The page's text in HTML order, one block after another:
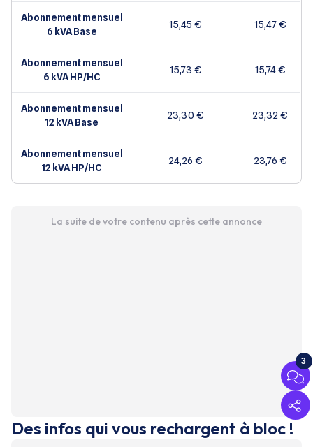
Abonnement mensuel
6 kVA Base
15,45 € 15,47 €
Abonnement mensuel
6 kVA HP/HC
15,73 € 15,74 €
Abonnement mensuel
12 kVA Base
23,30 € 23,32 €
Abonnement mensuel
12 kVA HP/HC
24,26 € 23,76 €
La suite de votre contenu après cette annonce
3
Des infos qui vous rechargent à bloc !